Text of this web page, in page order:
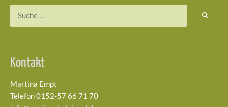
Kontakt
Martina Empt
Telefon 0152-57 66 71 70